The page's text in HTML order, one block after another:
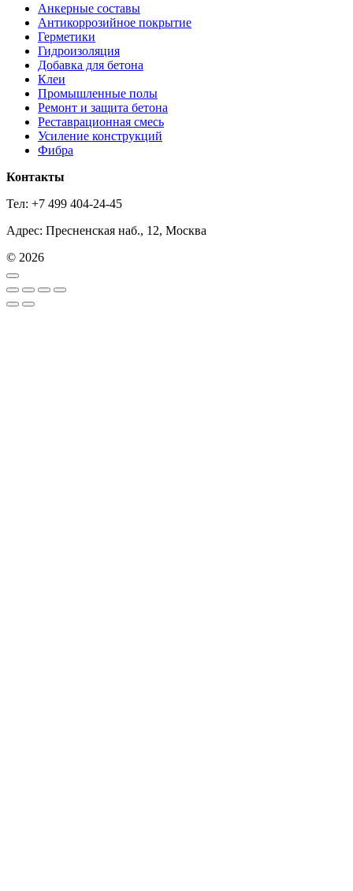
Анкерные составы
Антикоррозийное покрытие
Герметики
Гидроизоляция
Добавка для бетона
Клеи
Промышленные полы
Ремонт и защита бетона
Реставрационная смесь
Усиление конструкций
Фибра
Контакты
Тел: +7 499 404-24-45
Адрес: Пресненская наб., 12, Москва
© 2026